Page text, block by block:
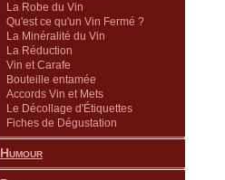
La Robe du Vin
Qu'est ce qu'un Vin Fermé ?
La Minéralité du Vin
La Réduction
Vin et Carafe
Bouteille entamée
Accords Vin et Mets
Le Décollage d'Étiquettes
Fiches de Dégustation
Humour